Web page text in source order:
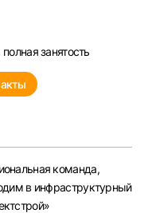
занятость
команда,
в инфраструктурный